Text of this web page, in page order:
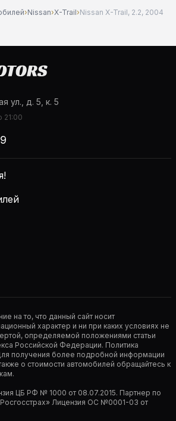
›Nissan›X-Trail›Nissan X-Trail, 2.2, 2004
ул., д. 5, к. 5
21:00
на то, что данный сайт носит
характер и ни при каких условиях не
определяемой положениями статьи
Российской Федерации. Политика
получения более подробной информации
о стоимости автомобилей обращайтесь к
ЦБ РФ № 1000 от 08.07.2015. Партнер по
Лицензия ОС №0001-03 от